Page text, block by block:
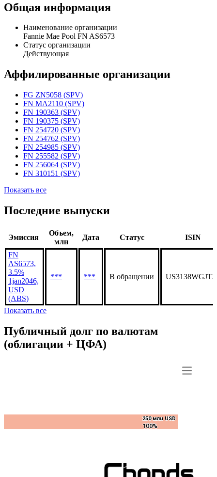
Общая информация
Наименование организации
Fannie Mae Pool FN AS6573
Статус организации
Действующая
Аффилированные организации
FG ZN5058 (SPV)
FN MA2110 (SPV)
FN 190363 (SPV)
FN 190375 (SPV)
FN 254720 (SPV)
FN 254762 (SPV)
FN 254985 (SPV)
FN 255582 (SPV)
FN 256064 (SPV)
FN 310151 (SPV)
Показать все
Последние выпуски
Эмиссия
Объем,
млн
Дата Статус ISIN
FN
AS6573,
3.5%
1jan2046,
USD
(ABS)
*** *** В обращении
Показать все
Публичный долг по валютам
(облигации + ЦФА)
250 млн USD
100%
250 млн USD
100%